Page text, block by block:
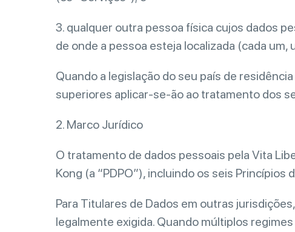
3. qualquer outra pessoa física cujos dados
de onde a pessoa esteja localizada (cada um,
Quando a legislação do seu país de
superiores aplicar-se-ão ao tratamento dos
2. Marco Jurídico
O tratamento de dados pessoais pela Vita
Kong (a “PDPO”), incluindo os seis
Para Titulares de Dados em outras
legalmente exigida. Quando múltiplos